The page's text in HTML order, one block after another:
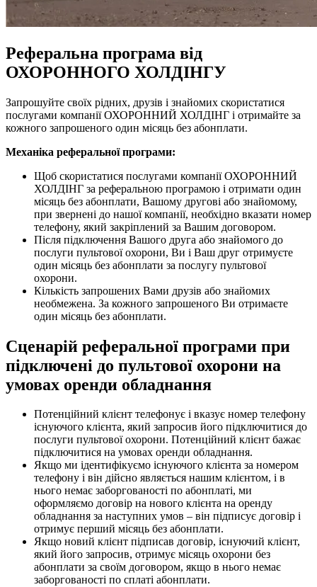
Реферальна програма від
ОХОРОННОГО ХОЛДІНГУ
Запрошуйте своїх рідних, друзів і знайомих скористатися
послугами компанії ОХОРОННИЙ ХОЛДІНГ і отримайте за
кожного запрошеного один місяць без абонплати.
Механіка реферальної програми:
Щоб скористатися послугами компанії ОХОРОННИЙ
ХОЛДІНГ за реферальною програмою і отримати один
місяць без абонплати, Вашому другові або знайомому,
при звернені до нашої компанії, необхідно вказати номер
телефону, який закріплений за Вашим договором.
Після підключення Вашого друга або знайомого до
послуги пультової охорони, Ви і Ваш друг отримуєте
один місяць без абонплати за послугу пультової
охорони.
Кількість запрошених Вами друзів або знайомих
необмежена. За кожного запрошеного Ви отримаєте
один місяць без абонплати.
Сценарій реферальної програми при
підключені до пультової охорони на
умовах оренди обладнання
Потенційний клієнт телефонує і вказує номер телефону
існуючого клієнта, який запросив його підключитися до
послуги пультової охорони. Потенційний клієнт бажає
підключитися на умовах оренди обладнання.
Якщо ми ідентифікуємо існуючого клієнта за номером
телефону і він дійсно являється нашим клієнтом, і в
нього немає заборгованості по абонплаті, ми
оформляємо договір на нового клієнта на оренду
обладнання за наступних умов – він підписує договір і
отримує перший місяць без абонплати.
Якщо новий клієнт підписав договір, існуючий клієнт,
який його запросив, отримує місяць охорони без
абонплати за своїм договором, якщо в нього немає
заборгованості по сплаті абонплати.